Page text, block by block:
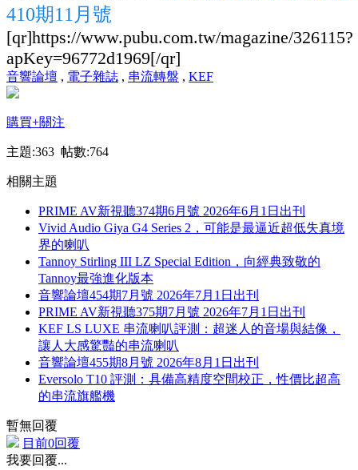
410期11月號
[qr]https://www.pubu.com.tw/magazine/326115?
apKey=96772d1969[/qr]
音響論壇 , 電子雜誌 , 串流轉盤 , KEF
購買+關注
主題:363 帖數:764
相關主題
PRIME AV新視聽374期6月號 2026年6月1日出刊
Vivid Audio Giya G4 Series 2，可能是最逼近超低失真境
界的喇叭
Tannoy Stirling III LZ Special Edition，向經典致敬的
Tannoy最強進化版本
音響論壇454期7月號 2026年7月1日出刊
PRIME AV新視聽375期7月號 2026年7月1日出刊
KEF LS LUXE 串流喇叭評測：超迷人的音場與結像，
讓人大感驚豔的串流喇叭
音響論壇455期8月號 2026年8月1日出刊
Eversolo T10 評測：具備高精度空間校正，性價比超高
的串流旗艦機
暫無回覆
目前0回覆
我要回覆...